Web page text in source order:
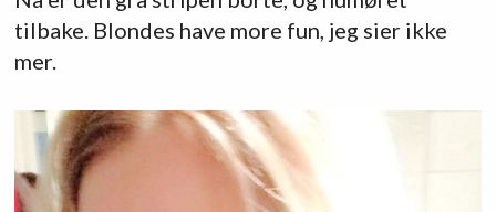
tilbake. Blondes have more fun, jeg sier ikke
mer.